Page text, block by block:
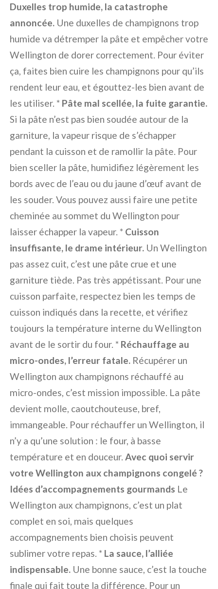
Duxelles trop humide, la catastrophe
annoncée. Une duxelles de champignons trop
humide va détremper la pâte et empêcher votre
Wellington de dorer correctement. Pour éviter
ça, faites bien cuire les champignons pour qu’ils
rendent leur eau, et égouttez-les bien avant de
les utiliser. * Pâte mal scellée, la fuite garantie.
Si la pâte n’est pas bien soudée autour de la
garniture, la vapeur risque de s’échapper
pendant la cuisson et de ramollir la pâte. Pour
bien sceller la pâte, humidifiez légèrement les
bords avec de l’eau ou du jaune d’œuf avant de
les souder. Vous pouvez aussi faire une petite
cheminée au sommet du Wellington pour
laisser échapper la vapeur. * Cuisson
insuffisante, le drame intérieur. Un Wellington
pas assez cuit, c’est une pâte crue et une
garniture tiède. Pas très appétissant. Pour une
cuisson parfaite, respectez bien les temps de
cuisson indiqués dans la recette, et vérifiez
toujours la température interne du Wellington
avant de le sortir du four. * Réchauffage au
micro-ondes, l’erreur fatale. Récupérer un
Wellington aux champignons réchauffé au
micro-ondes, c’est mission impossible. La pâte
devient molle, caoutchouteuse, bref,
immangeable. Pour réchauffer un Wellington, il
n’y a qu’une solution : le four, à basse
température et en douceur. Avec quoi servir
votre Wellington aux champignons congelé ?
Idées d’accompagnements gourmands Le
Wellington aux champignons, c’est un plat
complet en soi, mais quelques
accompagnements bien choisis peuvent
sublimer votre repas. * La sauce, l’alliée
indispensable. Une bonne sauce, c’est la touche
finale qui fait toute la différence. Pour un